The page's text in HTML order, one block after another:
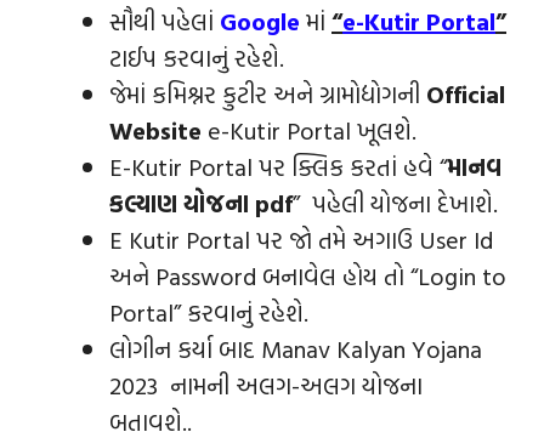
સૌથી પહેલાં Google માં “e-Kutir Portal”
ટાઈપ કરવાનું રહેશે.
જેમાં કમિશ્નર કુટીર અને ગ્રામોદ્યોગની Official
Website e-Kutir Portal ખૂલશે.
E-Kutir Portal પર ક્લિક કરતાં હવે “માનવ
કલ્યાણ યોજના pdf” પહેલી યોજના દેખાશે.
E Kutir Portal પર જો તમે અગાઉ User Id
અને Password બનાવેલ હોય તો “Login to
Portal” કરવાનું રહેશે.
લોગીન કર્યા બાદ Manav Kalyan Yojana
2023 નામની અલગ-અલગ યોજના
બતાવશે..